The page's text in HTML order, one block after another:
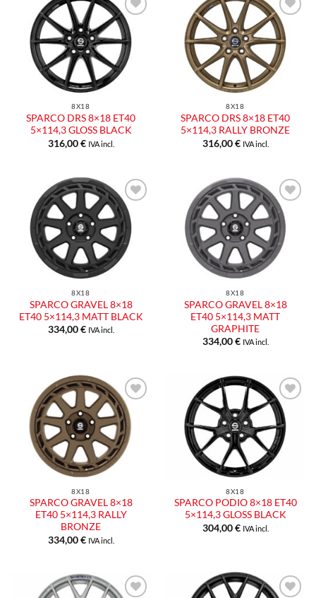
Aggiungi
alla lista
dei
desideri
8X18
SPARCO DRS 8×18 ET40
5×114,3 GLOSS BLACK
316,00€ IVA incl.
Aggiungi
alla lista
dei
desideri
8X18
SPARCO DRS 8×18 ET40
5×114,3 RALLY BRONZE
316,00€ IVA incl.
Aggiungi
alla lista
dei
desideri
8X18
SPARCO GRAVEL 8×18
ET40 5×114,3 MATT BLACK
334,00€ IVA incl.
Aggiungi
alla lista
dei
desideri
8X18
SPARCO GRAVEL 8×18
ET40 5×114,3 MATT
GRAPHITE
334,00€ IVA incl.
Aggiungi
alla lista
dei
desideri
8X18
SPARCO GRAVEL 8×18
ET40 5×114,3 RALLY
BRONZE
334,00€ IVA incl.
Aggiungi
alla lista
dei
desideri
8X18
SPARCO PODIO 8×18 ET40
5×114,3 GLOSS BLACK
304,00€ IVA incl.